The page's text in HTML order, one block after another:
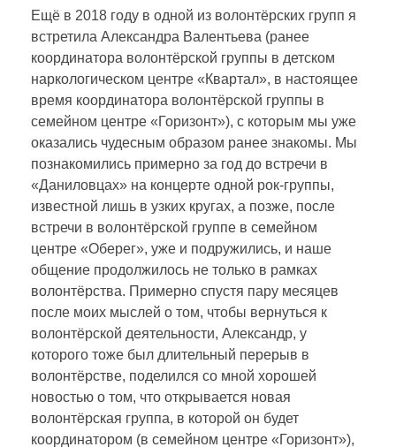
д
о
м
М
о
р
о
з
о
Ещё в 2018 году в одной из волонтёрских групп я
встретила Александра Валентьева (ранее
координатора волонтёрской группы в детском
наркологическом центре «Квартал», в настоящее
время координатора волонтёрской группы в
семейном центре «Горизонт»), с которым мы уже
оказались чудесным образом ранее знакомы. Мы
познакомились примерно за год до встречи в
«Даниловцах» на концерте одной рок-группы,
известной лишь в узких кругах, а позже, после
встречи в волонтёрской группе в семейном
центре «Оберег», уже и подружились, и наше
общение продолжилось не только в рамках
волонтёрства. Примерно спустя пару месяцев
после моих мыслей о том, чтобы вернуться к
волонтёрской деятельности, Александр, у
которого тоже был длительный перерыв в
волонтёрстве, поделился со мной хорошей
новостью о том, что открывается новая
волонтёрская группа, в которой он будет
координатором (в семейном центре «Горизонт»),